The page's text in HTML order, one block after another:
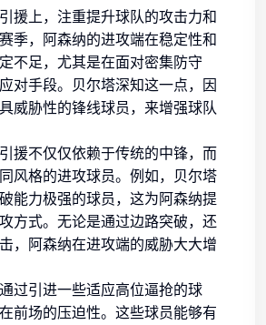
援上，注重提升球队的攻击力和
季，阿森纳的进攻端在稳定性和
不足，尤其是在面对密集防守
对手段。贝尔塔深知这一点，因
威胁性的锋线球员，来增强球队
援不仅仅依赖于传统的中锋，而
风格的进攻球员。例如，贝尔塔
能力极强的球员，这为阿森纳提
方式。无论是通过边路突破，还
，阿森纳在进攻端的威胁大大增
过引进一些适应高位逼抢的球
前场的压迫性。这些球员能够有